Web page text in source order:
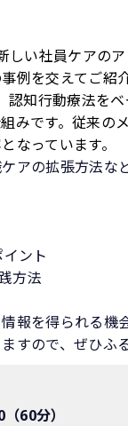
しい社員ケアの
例を交えてご紹介
知行動療法を
みです。 従来の
なっています。​
アの拡張方法な
ント​​
方法​
報を得られる機会
すので、ぜひふ
60分）